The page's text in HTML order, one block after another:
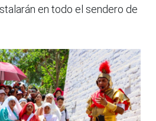
en todo el sendero de